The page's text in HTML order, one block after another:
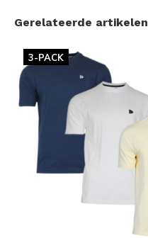
Gerelateerde artikelen
3-PACK